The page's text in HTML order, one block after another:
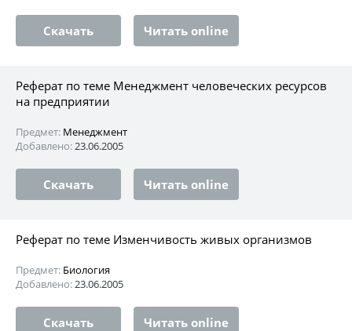
Скачать Читать online
Реферат по теме Менеджмент человеческих ресурсов
на предприятии
Предмет: Менеджмент
Добавлено:23.06.2005
Скачать Читать online
Реферат по теме Изменчивость живых организмов
Предмет: Биология
Добавлено:23.06.2005
Скачать Читать online